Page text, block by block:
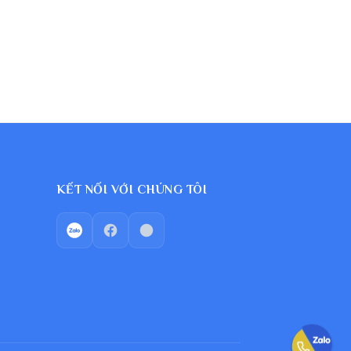
KẾT NỐI VỚI CHÚNG TÔI